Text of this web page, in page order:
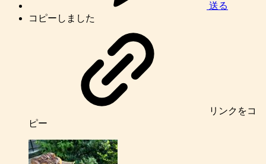
送る
コピーしました
リンク をコ
ピー